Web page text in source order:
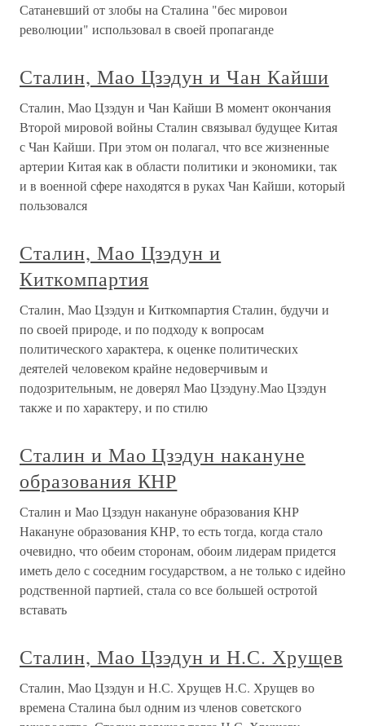
Сатаневший от злобы на Сталина "бес мировои
революции" использовал в своей пропаганде
Сталин, Мао Цзэдун и Чан Кайши
Сталин, Мао Цзэдун и Чан Кайши В момент окончания
Второй мировой войны Сталин связывал будущее Китая
с Чан Кайши. При этом он полагал, что все жизненные
артерии Китая как в области политики и экономики, так
и в военной сфере находятся в руках Чан Кайши, который
пользовался
Сталин, Мао Цзэдун и
Киткомпартия
Сталин, Мао Цзэдун и Киткомпартия Сталин, будучи и
по своей природе, и по подходу к вопросам
политического характера, к оценке политических
деятелей человеком крайне недоверчивым и
подозрительным, не доверял Мао Цзэдуну.Мао Цзэдун
также и по характеру, и по стилю
Сталин и Мао Цзэдун накануне
образования КНР
Сталин и Мао Цзэдун накануне образования КНР
Накануне образования КНР, то есть тогда, когда стало
очевидно, что обеим сторонам, обоим лидерам придется
иметь дело с соседним государством, а не только с идейно
родственной партией, стала со все большей остротой
вставать
Сталин, Мао Цзэдун и Н.С. Хрущев
Сталин, Мао Цзэдун и Н.С. Хрущев Н.С. Хрущев во
времена Сталина был одним из членов советского